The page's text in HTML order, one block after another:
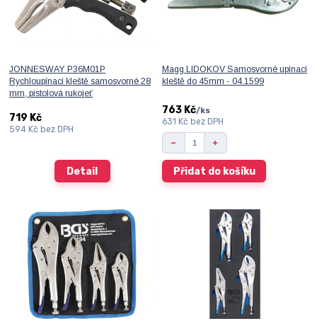
JONNESWAY P36M01P
Rychloupínací kleště samosvorné 28
mm, pistolová rukojeť
719 Kč
594 Kč bez DPH
Detail
Magg LIDOKOV Samosvorné upínací
kleště do 45mm - 04.1599
763 Kč/ks
631 Kč bez DPH
Přidat do košíku